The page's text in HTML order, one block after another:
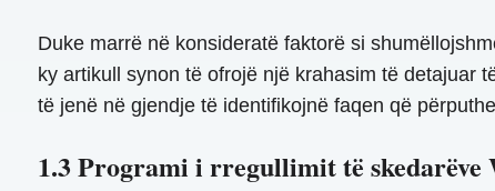
Duke marrë në konsideratë faktorë si
ky artikull synon të ofrojë një krahasim të detajuar
të jenë në gjendje të identifikojnë faqen që
1.3 Programi i rregullimit të skedarëve